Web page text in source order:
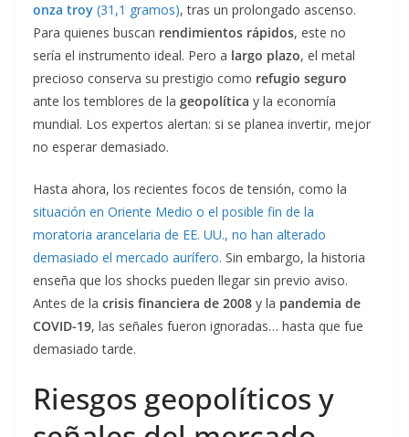
onza troy (31,1 gramos), tras un prolongado ascenso.
Para quienes buscan rendimientos rápidos, este no
sería el instrumento ideal. Pero a largo plazo, el metal
precioso conserva su prestigio como refugio seguro
ante los temblores de la geopolítica y la economía
mundial. Los expertos alertan: si se planea invertir, mejor
no esperar demasiado.
Hasta ahora, los recientes focos de tensión, como la
situación en Oriente Medio o el posible fin de la
moratoria arancelaria de EE. UU., no han alterado
demasiado el mercado aurífero. Sin embargo, la historia
enseña que los shocks pueden llegar sin previo aviso.
Antes de la crisis financiera de 2008 y la pandemia de
COVID-19, las señales fueron ignoradas… hasta que fue
demasiado tarde.
Riesgos geopolíticos y